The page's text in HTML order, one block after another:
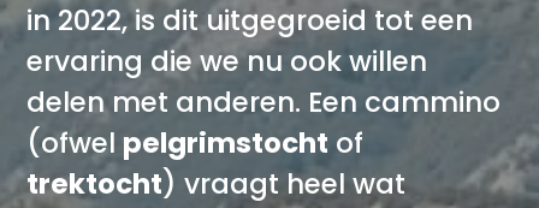
in 2022, is dit uitgegroeid tot een
ervaring die we nu ook willen
delen met anderen. Een cammino
(ofwel pelgrimstocht of
trektocht) vraagt heel wat